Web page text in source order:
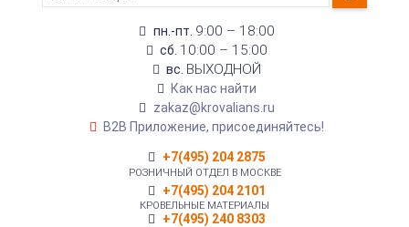
пн.-пт. 9:00 – 18:00
сб. 10:00 – 15:00
вс. ВЫХОДНОЙ
Как нас найти
zakaz@krovalians.ru
B2B Приложение, присоединяйтесь!
+7(495) 204 2875
РОЗНИЧНЫЙ ОТДЕЛ В МОСКВЕ
+7(495) 204 2101
КРОВЕЛЬНЫЕ МАТЕРИАЛЫ
+7(495) 240 8303